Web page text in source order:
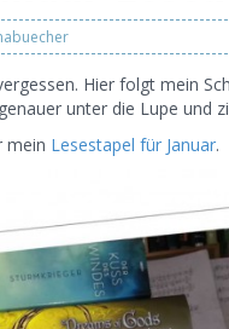
Hier folgt mein
unter die Lupe und
mein Lesestapel für Januar.